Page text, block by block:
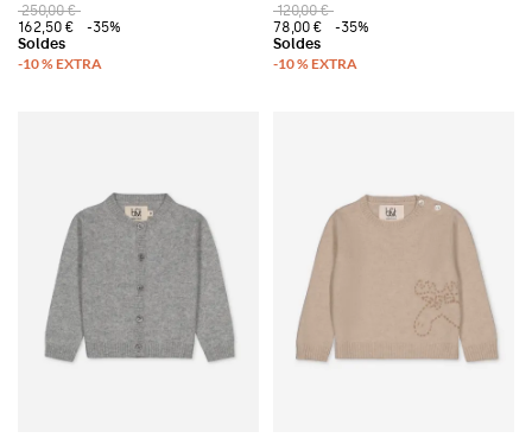
250,00 €
162,50 €
-35%
120,00 €
78,00 €
-35%